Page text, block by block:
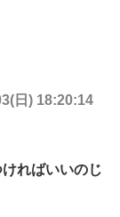
日) 18:20:14
ればいいのじ